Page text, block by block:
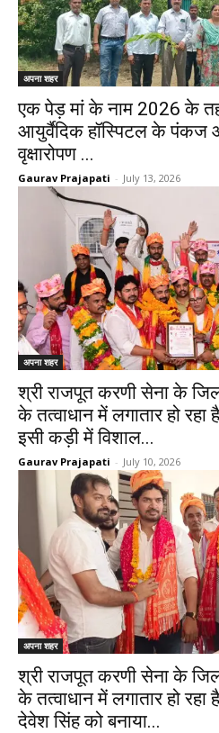
अपना शहर
एक पेड़ मां के नाम 2026 के
आयुर्वैदिक हॉस्पिटल के पंकज
वृक्षारोपण ...
Gaurav Prajapati - July 13, 2026
अपना शहर
श्री राजपूत करणी सेना के
के तत्वाधान में लगातार हो रहा
इसी कड़ी में विशाल...
Gaurav Prajapati - July 10, 2026
अपना शहर
श्री राजपूत करणी सेना के
के तत्वाधान में लगातार हो रहा
देवेश सिंह को बनाया...